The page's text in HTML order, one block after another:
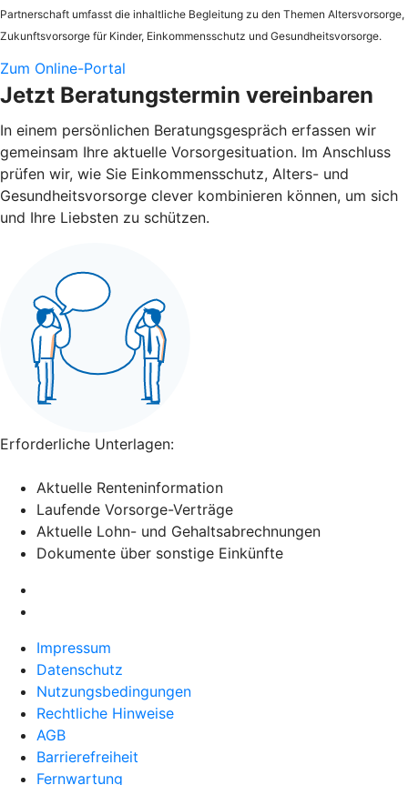
Partnerschaft umfasst die inhaltliche Begleitung zu den Themen Altersvorsorge,
Zukunftsvorsorge für Kinder, Einkommensschutz und Gesundheitsvorsorge.
Zum Online-Portal
Jetzt Beratungstermin vereinbaren
In einem persönlichen Beratungsgespräch erfassen wir
gemeinsam Ihre aktuelle Vorsorgesituation. Im Anschluss
prüfen wir, wie Sie Einkommensschutz, Alters- und
Gesundheitsvorsorge clever kombinieren können, um sich
und Ihre Liebsten zu schützen.
Erforderliche Unterlagen:
Aktuelle Renteninformation
Laufende Vorsorge-Verträge
Aktuelle Lohn- und Gehaltsabrechnungen
Dokumente über sonstige Einkünfte
Impressum
Datenschutz
Nutzungsbedingungen
Rechtliche Hinweise
AGB
Barrierefreiheit
Fernwartung